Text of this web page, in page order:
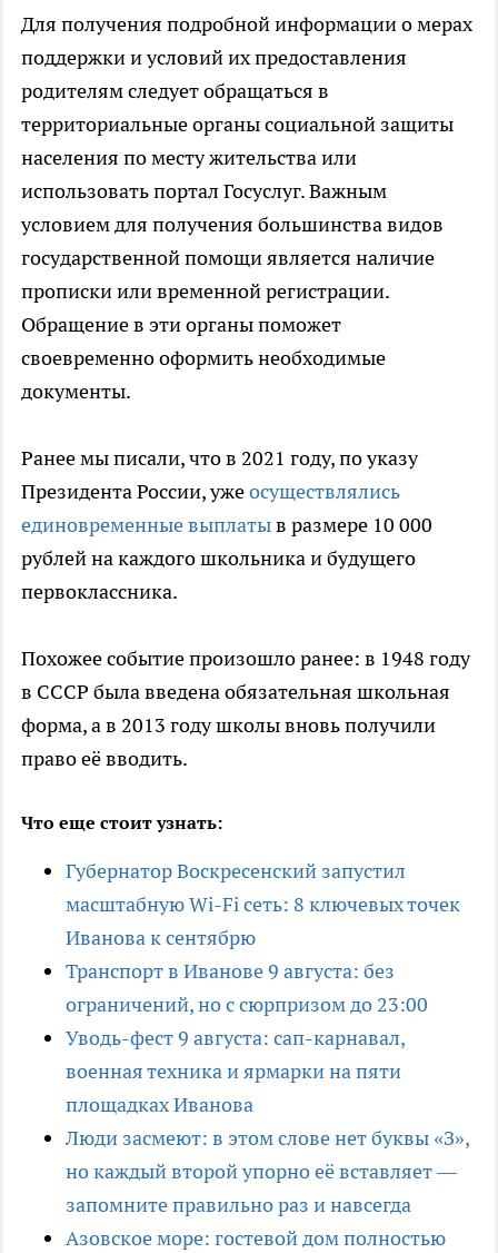
Для получения подробной информации о мерах
поддержки и условий их предоставления
родителям следует обращаться в
территориальные органы социальной защиты
населения по месту жительства или
использовать портал Госуслуг. Важным
условием для получения большинства видов
государственной помощи является наличие
прописки или временной регистрации.
Обращение в эти органы поможет
своевременно оформить необходимые
документы.
Ранее мы писали, что в 2021 году, по указу
Президента России, ужеосуществлялись
единовременные выплатыв размере 10 000
рублей на каждого школьника и будущего
первоклассника.
Похожее событие произошло ранее: в 1948 году
в СССР была введена обязательная школьная
форма, а в 2013 году школы вновь получили
право её вводить.
Что еще стоит узнать:
Губернатор Воскресенский запустил
масштабную Wi-Fi сеть: 8 ключевых точек
Иванова к сентябрю
Транспорт в Иванове 9 августа: без
ограничений, но с сюрпризом до 23:00
Уводь-фест 9 августа: сап-карнавал,
военная техника и ярмарки на пяти
площадках Иванова
Люди засмеют: в этом слове нет буквы «З»,
но каждый второй упорно её вставляет —
запомните правильно раз и навсегда
Азовское море: гостевой дом полностью